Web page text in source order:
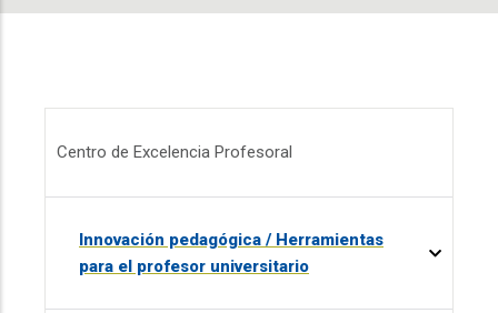
Centro de Excelencia Profesoral
Innovación pedagógica / Herramientas
para el profesor universitario